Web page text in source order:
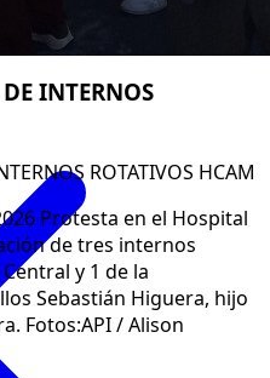
INTERNOS
ROTATIVOS HCAM
Protesta en el Hospital
de tres internos
y 1 de la
Sebastián Higuera, hijo
Fotos:API / Alison